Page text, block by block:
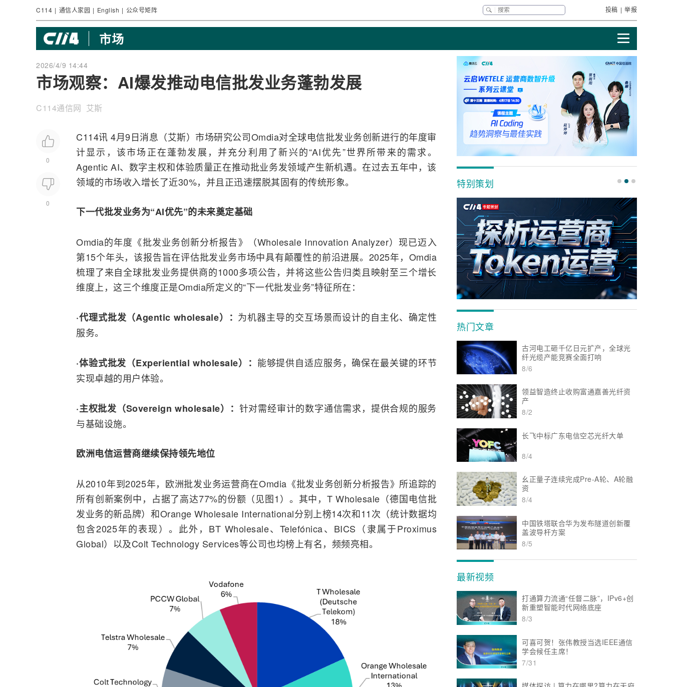
C114 | 通信人家园 | English | 公众号矩阵 投稿 | 举报
市场
2026/4/9 14:44
市场观察：AI爆发推动电信批发业务蓬勃发展
C114通信网 艾斯
0
0
C114讯 4月9日消息（艾斯）市场研究公司Omdia对全球电信批发业务创新进行的年度审
计显示，该市场正在蓬勃发展，并充分利用了新兴的“AI优先”世界所带来的需求。
Agentic AI、数字主权和体验质量正在推动批业务发领域产生新机遇。在过去五年中，该
领域的市场收入增长了近30%，并且正迅速摆脱其固有的传统形象。
下一代批发业务为“AI优先”的未来奠定基础
Omdia的年度《批发业务创新分析报告》（Wholesale Innovation Analyzer）现已迈入
第15个年头，该报告旨在评估批发业务市场中具有颠覆性的前沿进展。2025年，Omdia
梳理了来自全球批发业务提供商的1000多项公告，并将这些公告归类且映射至三个增长
维度上，这三个维度正是Omdia所定义的“下一代批发业务”特征所在：
·代理式批发（Agentic wholesale）： 为机器主导的交互场景而设计的自主化、确定性
服务。
·体验式批发（Experiential wholesale）： 能够提供自适应服务，确保在最关键的环节
实现卓越的用户体验。
·主权批发（Sovereign wholesale）： 针对需经审计的数字通信需求，提供合规的服务
与基础设施。
欧洲电信运营商继续保持领先地位
从2010年到2025年，欧洲批发业务运营商在Omdia《批发业务创新分析报告》所追踪的
所有创新案例中，占据了高达77%的份额（见图1）。其中，T Wholesale（德国电信批
发业务的新品牌）和Orange Wholesale International分别上榜14次和11次（统计数据均
包含2025年的表现）。此外，BT Wholesale、Telefónica、BICS（隶属于Proximus
Global）以及Colt Technology Services等公司也均榜上有名，频频亮相。
特别策划
热门文章
古河电工砸千亿日元扩产，全球光
纤光缆产能竞赛全面打响
8/6
领益智造终止收购富通嘉善光纤资
产
8/2
长飞中标广东电信空芯光纤大单
8/4
幺正量子连续完成Pre-A轮、A轮融
资
8/4
中国铁塔联合华为发布隧道创新覆
盖波导杆方案
8/5
最新视频
打通算力流通“任督二脉”，IPv6+创
新重塑智能时代网络底座
8/3
可喜可贺！张伟教授当选IEEE通信
学会候任主席！
7/31